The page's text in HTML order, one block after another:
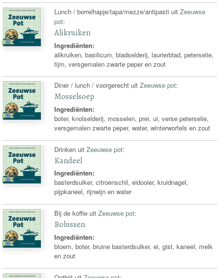
Lunch / borrelhapje/tapa/mezze/antipasti uitZeeuwse
pot:
Alikruiken
Ingrediënten:
alikruiken, basilicum, bladselderij, laurierblad, peterselie,
tijm, versgemalen zwarte peper en zout
Diner / lunch / voorgerecht uitZeeuwse pot:
Mosselsoep
Ingrediënten:
boter, knolselderij, mosselen, prei, ui, verse peterselie,
versgemalen zwarte peper, water, winterwortels en zout
Drinken uitZeeuwse pot:
Kandeel
Ingrediënten:
basterdsuiker, citroenschil, eidooier, kruidnagel,
pijpkaneel, rijnwijn en water
Bij de koffie uitZeeuwse pot:
Bolussen
Ingrediënten:
bloem, boter, bruine basterdsuiker, ei, gist, kaneel, melk
en zout